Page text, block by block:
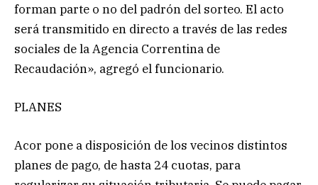
forman parte o no del padrón del sorteo. El acto
será transmitido en directo a través de las redes
sociales de la Agencia Correntina de
Recaudación», agregó el funcionario.
PLANES
Acor pone a disposición de los vecinos distintos
planes de pago, de hasta 24 cuotas, para